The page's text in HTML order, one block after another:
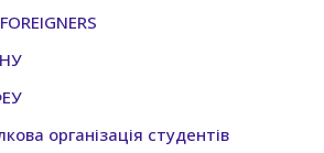
організація студентів